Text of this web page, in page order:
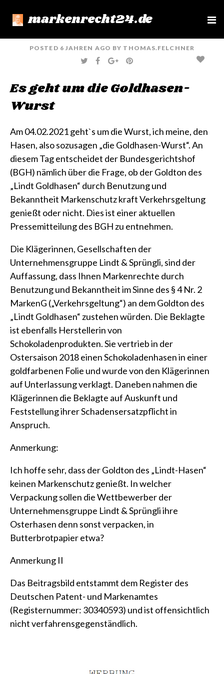
markenrecht24.de
e
POSTED 6 JAHREN AGO BY THOMAS.FELCHNER
T
W
E
F
A
B
O
G
O
E
P
I
R
Es geht um die Goldhasen-
Wurst
Am 04.02.2021 geht`s um die Wurst, ich meine, den
Hasen, also sozusagen „die Goldhasen-Wurst“. An
diesem Tag entscheidet der Bundesgerichtshof
(BGH) nämlich über die Frage, ob der Goldton des
„Lindt Goldhasen“ durch Benutzung und
Bekanntheit Markenschutz kraft Verkehrsgeltung
genießt oder nicht. Dies ist eineraktuellen
Pressemitteilung des BGH zu entnehmen.
Die Klägerinnen, Gesellschaften der
Unternehmensgruppe Lindt & Sprüngli, sind der
Auffassung, dass Ihnen Markenrechte durch
Benutzung und Bekanntheit im Sinne des § 4 Nr. 2
MarkenG („Verkehrsgeltung“) an dem Goldton des
„Lindt Goldhasen“ zustehen würden. Die Beklagte
ist ebenfalls Herstellerin von
Schokoladenprodukten. Sie vertrieb in der
Ostersaison 2018 einen Schokoladenhasen in einer
goldfarbenen Folie und wurde von den Klägerinnen
auf Unterlassung verklagt. Daneben nahmen die
Klägerinnen die Beklagte auf Auskunft und
Feststellung ihrer Schadensersatzpflicht in
Anspruch.
Anmerkung:
Ich hoffe sehr, dass der Goldton des „Lindt-Hasen“
keinen Markenschutz genießt. In welcher
Verpackung sollen die Wettbewerber der
Unternehmensgruppe Lindt & Sprüngli ihre
Osterhasen denn sonst verpacken, in
Butterbrotpapier etwa?
Anmerkung II
Das Beitragsbild entstammt dem Register des
Deutschen Patent- und Markenamtes
(Registernummer: 30340593) und ist offensichtlich
nicht verfahrensgegenständlich.